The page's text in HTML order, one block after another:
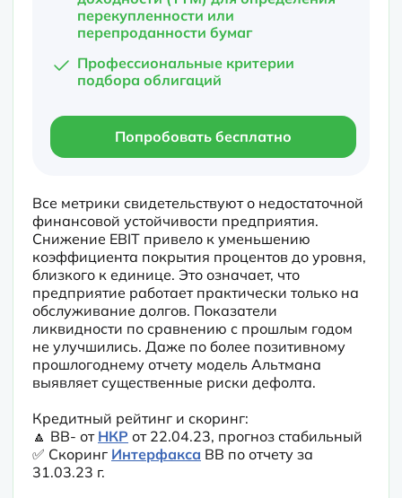
перекупленности или
перепроданности бумаг
Профессиональные критерии
подбора облигаций
Попробовать бесплатно
Все метрики свидетельствуют о недостаточной
финансовой устойчивости предприятия.
Снижение EBIT привело к уменьшению
коэффициента покрытия процентов до уровня,
близкого к единице. Это означает, что
предприятие работает практически только на
обслуживание долгов. Показатели
ликвидности по сравнению с прошлым годом
не улучшились. Даже по более позитивному
прошлогоднему отчету модель Альтмана
выявляет существенные риски дефолта.
Кредитный рейтинг и скоринг:
🔼 BB- от НКР от 22.04.23, прогноз стабильный
✅ Скоринг Интерфакса BB по отчету за
31.03.23 г.